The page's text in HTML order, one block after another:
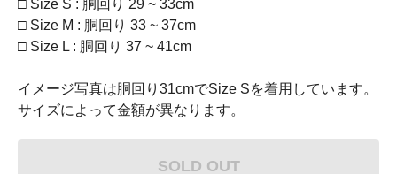
□ Size S : 胴回り 29 ~ 33cm
□ Size M : 胴回り 33 ~ 37cm
□ Size L : 胴回り 37 ~ 41cm
イメージ写真は胴回り31cmでSize Sを着用しています。
サイズによって金額が異なります。
SOLD OUT